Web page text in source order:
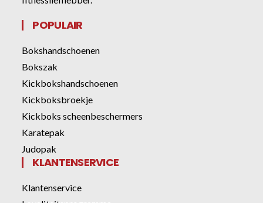
POPULAIR
Bokshandschoenen
Bokszak
Kickbokshandschoenen
Kickboksbroekje
Kickboks scheenbeschermers
Karatepak
Judopak
KLANTENSERVICE
Klantenservice